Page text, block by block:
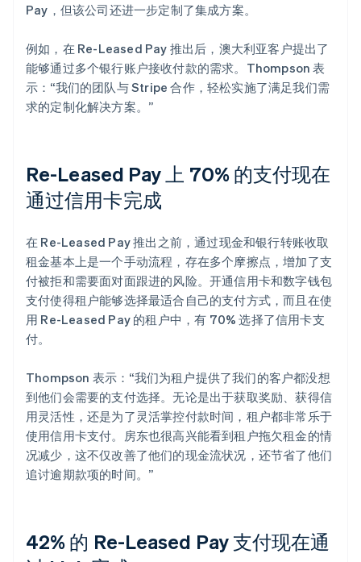
Pay，但该公司还进一步定制了集成方案。
例如，在 Re-Leased Pay 推出后，澳大利亚客户提出了
能够通过多个银行账户接收付款的需求。Thompson 表
示：“我们的团队与 Stripe 合作，轻松实施了满足我们需
求的定制化解决方案。”
Re-Leased Pay 上 70% 的支付现在
通过信用卡完成
在 Re-Leased Pay 推出之前，通过现金和银行转账收取
租金基本上是一个手动流程，存在多个摩擦点，增加了支
付被拒和需要面对面跟进的风险。开通信用卡和数字钱包
支付使得租户能够选择最适合自己的支付方式，而且在使
用 Re-Leased Pay 的租户中，有 70% 选择了信用卡支
付。
Thompson 表示：“我们为租户提供了我们的客户都没想
到他们会需要的支付选择。无论是出于获取奖励、获得信
用灵活性，还是为了灵活掌控付款时间，租户都非常乐于
使用信用卡支付。房东也很高兴能看到租户拖欠租金的情
况减少，这不仅改善了他们的现金流状况，还节省了他们
追讨逾期款项的时间。”
42% 的 Re-Leased Pay 支付现在通